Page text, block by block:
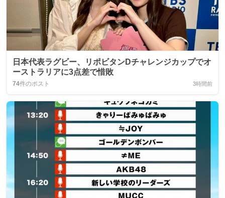
日本代表ラグビー、リポビタンDチャレンジカップでオ
ーストラリアに3点差で惜敗
74件のポスト 3時間前